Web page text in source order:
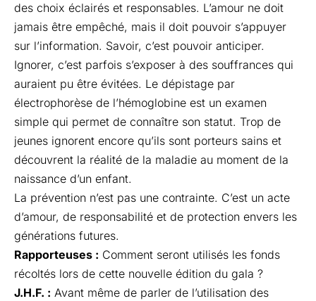
des choix éclairés et responsables. L’amour ne doit
jamais être empêché, mais il doit pouvoir s’appuyer
sur l’information. Savoir, c’est pouvoir anticiper.
Ignorer, c’est parfois s’exposer à des souffrances qui
auraient pu être évitées. Le dépistage par
électrophorèse de l’hémoglobine est un examen
simple qui permet de connaître son statut. Trop de
jeunes ignorent encore qu’ils sont porteurs sains et
découvrent la réalité de la maladie au moment de la
naissance d’un enfant.
La prévention n’est pas une contrainte. C’est un acte
d’amour, de responsabilité et de protection envers les
générations futures.
Rapporteuses : Comment seront utilisés les fonds
récoltés lors de cette nouvelle édition du gala ?
J.H.F. : Avant même de parler de l’utilisation des